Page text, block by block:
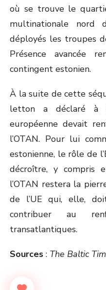
où se trouve le
multinationale nord
déployés les troupes
Présence avancée
contingent estonien.
À la suite de cette
letton a déclaré à
européenne devait
l’OTAN. Pour lui
estonienne, le rôle de
décroître, y compris
l’OTAN restera la
de l’UE qui, elle,
contribuer au
transatlantiques.
Sources : The Baltic